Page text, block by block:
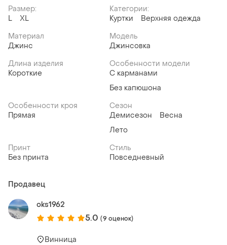
Размер:
L
XL
Категории:
Куртки
Верхняя одежда
Материал
Джинс
Модель
Джинсовка
Длина изделия
Короткие
Особенности модели
С карманами
Без капюшона
Особенности кроя
Прямая
Сезон
Демисезон
Весна
Лето
Принт
Без принта
Стиль
Повседневный
Продавец
oks1962
5.0 (9 оценок)
Винница